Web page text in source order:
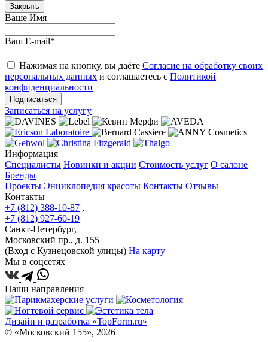
Закрыть
Ваше Имя
Ваш E-mail*
Нажимая на кнопку, вы даёте Согласие на обработку своих
персональных данных и соглашаетесь с Политикой
конфиденциальности
Подписаться
Записаться на услугу
Информация
Специалисты Новинки и акции Стоимость услуг О салоне
Бренды
Проекты Энциклопедия красоты Контакты Отзывы
Контакты
+7 (812) 388-10-87 ,
+7 (812) 927-60-19
Санкт-Петербург,
Московский пр., д. 155
(Вход с Кузнецовской улицы) На карту
Мы в соцсетях
Наши направления
Дизайн и разработка «TopForm.ru»
© «Московский 155», 2026